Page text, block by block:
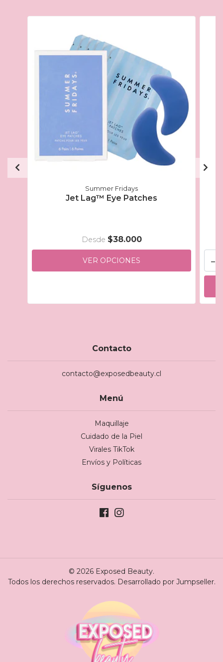
Summer Fridays
Jet Lag™ Eye Patches
Desde $38.000
VER OPCIONES -
Contacto
contacto@exposedbeauty.cl
Menú
Maquillaje
Cuidado de la Piel
Virales TikTok
Envíos y Políticas
Síguenos
© 2026 Exposed Beauty.
Todos los derechos reservados. Desarrollado por Jumpseller.